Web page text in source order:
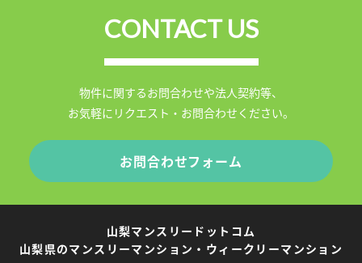
CONTACT US
物件に関するお問合わせや法人契約等、
お気軽にリクエスト・お問合わせください。
お問合わせフォーム
山梨マンスリードットコム
山梨県のマンスリーマンション・ウィークリーマンション